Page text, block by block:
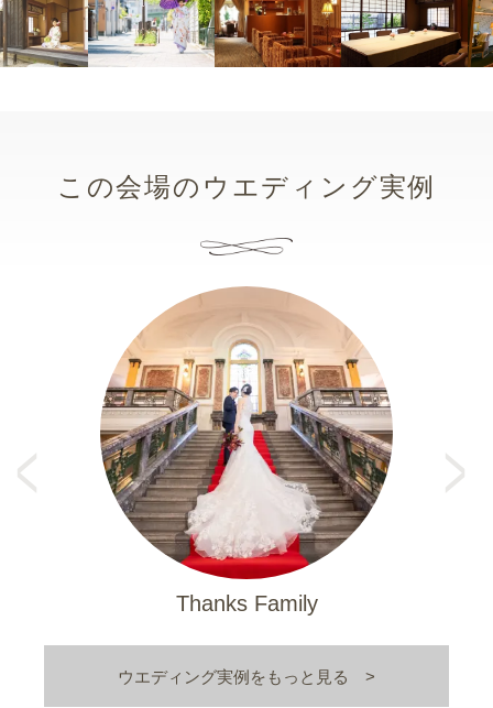
この会場のウエディング実例
o
Thanks Family
e
xt
ウエディング実例をもっと見る